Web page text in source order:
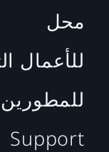
محل
للأعمال
للمطورين
Support